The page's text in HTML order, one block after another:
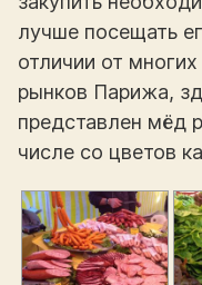
лучше посещать
отличии от
рынков Парижа,
представлен мёд
числе со цветов